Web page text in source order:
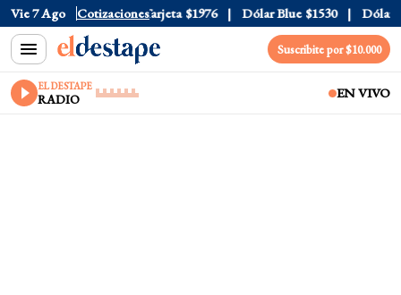
Vie 7 Ago Cotizaciones
$1520 Dólar Tarjeta $1976 Dólar Blue $1530 Dólar CCL
Suscribite por $10.000
EL DESTAPE
RADIO EN VIVO